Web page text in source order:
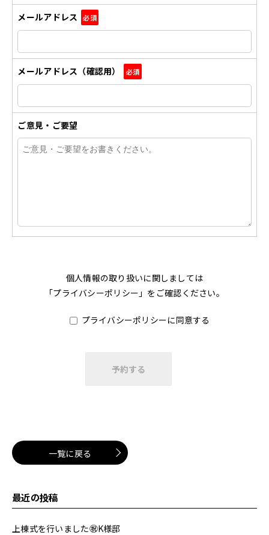
メールアドレス 必須
メールアドレス（確認用） 必須
ご意見・ご要望
個人情報の取り扱いに関しましては
「プライバシーポリシー 」をご確認ください。
プライバシーポリシーに同意する
一覧に戻る
最近の投稿
上棟式を行いました㊗K様邸